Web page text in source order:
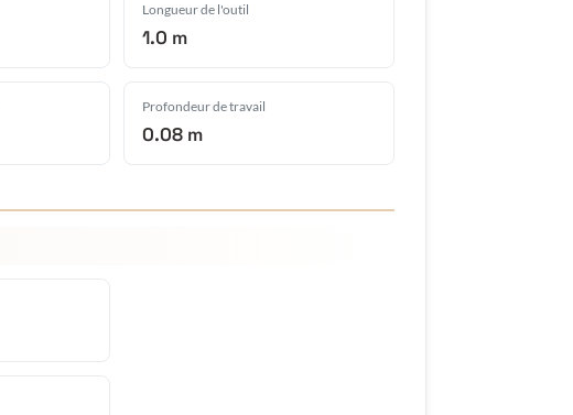
Longueur de l'outil
1.0 m
Profondeur de travail
0.08 m